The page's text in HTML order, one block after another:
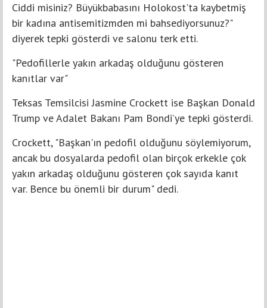
Ciddi misiniz? Büyükbabasını Holokost'ta kaybetmiş
bir kadına antisemitizmden mi bahsediyorsunuz?"
diyerek tepki gösterdi ve salonu terk etti.
"Pedofillerle yakın arkadaş olduğunu gösteren
kanıtlar var"
Teksas Temsilcisi Jasmine Crockett ise Başkan Donald
Trump ve Adalet Bakanı Pam Bondi’ye tepki gösterdi.
Crockett, "Başkan'ın pedofil olduğunu söylemiyorum,
ancak bu dosyalarda pedofil olan birçok erkekle çok
yakın arkadaş olduğunu gösteren çok sayıda kanıt
var. Bence bu önemli bir durum" dedi.